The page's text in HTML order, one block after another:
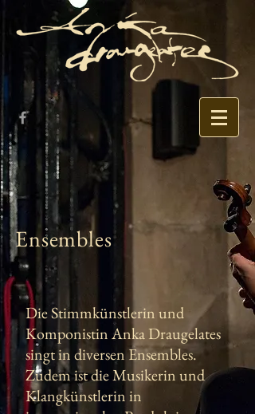
Ensembles
Die Stimmkünstlerin und
Komponistin Anka Draugelates
singt in diversen Ensembles.
Zudem ist die Musikerin und
Klangkünstlerin in